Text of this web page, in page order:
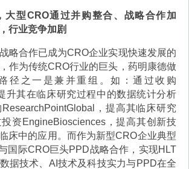
大型CRO通过并购整合、战略合作加
行业竞争加剧
合作已成为CRO企业实现快速发展的
作为传统CRO行业的巨头，药明康德做
径之一是兼并重组。如：通过收购
升其在临床研究过程中的数据统计分析
，提高其临床研究
资EngineBiosciences，提高其创新技
床中的应用。而作为新型CRO企业典型
国际CRO巨头PPD战略合作，实现HLT
据技术、AI技术及科技实力与PPD在全